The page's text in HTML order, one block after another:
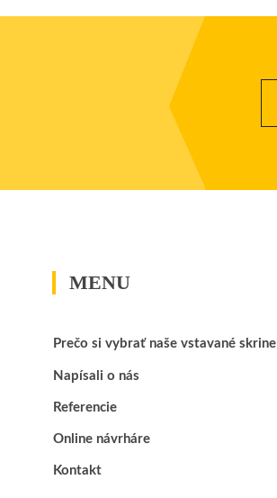
MENU
Prečo si vybrať naše vstavané skrine
Napísali o nás
Referencie
Online návrháre
Kontakt